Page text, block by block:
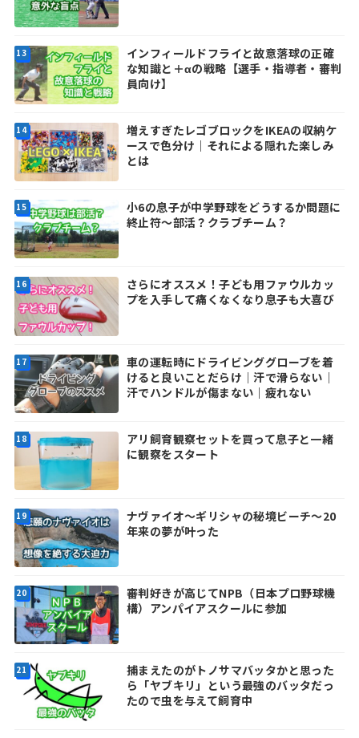
インフィールドフライと故意落球の正確
な知識と＋αの戦略【選手・指導者・審判
員向け】
増えすぎたレゴブロックをIKEAの収納ケ
ースで色分け｜それによる隠れた楽しみ
とは
小6の息子が中学野球をどうするか問題に
終止符～部活？クラブチーム？
さらにオススメ！子ども用ファウルカッ
プを入手して痛くなくなり息子も大喜び
車の運転時にドライビンググローブを着
けると良いことだらけ｜汗で滑らない｜
汗でハンドルが傷まない｜疲れない
アリ飼育観察セットを買って息子と一緒
に観察をスタート
ナヴァイオ～ギリシャの秘境ビーチ～20
年来の夢が叶った
審判好きが高じてNPB（日本プロ野球機
構）アンパイアスクールに参加
捕まえたのがトノサマバッタかと思った
ら「ヤブキリ」という最強のバッタだっ
たので虫を与えて飼育中